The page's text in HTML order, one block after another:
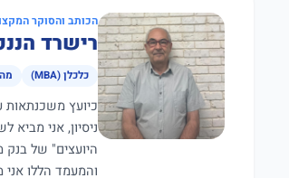
הכותב והסוקר
רישרד
כלכלן (MBA)
ניסיון, אני
היועצים" של בנק